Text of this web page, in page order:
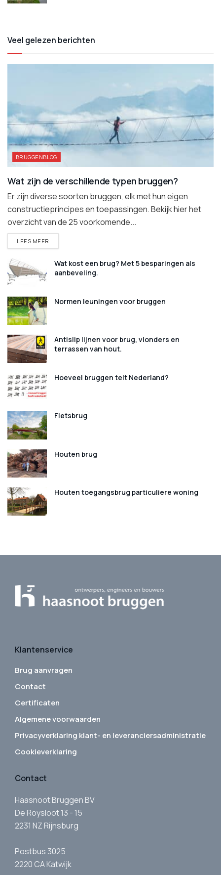
Veel gelezen berichten
BRUGGENBLOG
Wat zijn de verschillende typen bruggen?
Er zijn diverse soorten bruggen, elk met hun eigen
constructieprincipes en toepassingen. Bekijk hier het
overzicht van de 25 voorkomende...
LEES MEER
Wat kost een brug? Met 5 besparingen als
aanbeveling.
Normen leuningen voor bruggen
Antislip lijnen voor brug, vlonders en
terrassen van hout.
Hoeveel bruggen telt Nederland?
Fietsbrug
Houten brug
Houten toegangsbrug particuliere woning
Klantenservice
Brug aanvragen
Contact
Certificaten
Algemene voorwaarden
Privacyverklaring klant- en leveranciersadministratie
Cookieverklaring
Contact
Haasnoot Bruggen BV
De Roysloot 13 - 15
2231 NZ Rijnsburg
Postbus 3025
2220 CA Katwijk